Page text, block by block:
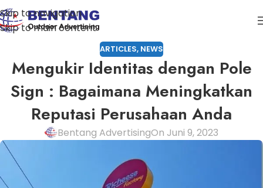
Skip to navigation
Skip to main content
ARTICLES, NEWS
Mengukir Identitas dengan Pole
Sign : Bagaimana Meningkatkan
Reputasi Perusahaan Anda
Bentang AdvertisingOn Juni 9, 2023